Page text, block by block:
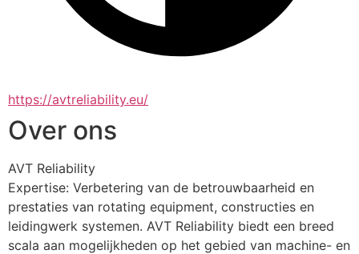
https://avtreliability.eu/
Over ons
AVT Reliability
Expertise: Verbetering van de betrouwbaarheid en
prestaties van rotating equipment, constructies en
leidingwerk systemen. AVT Reliability biedt een breed
scala aan mogelijkheden op het gebied van machine- en